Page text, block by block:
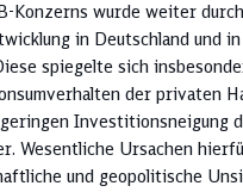
Konzerns wurde weiter
in Deutschland und
spiegelte sich
der privaten
Investitionsneigung
Wesentliche Ursachen
und geopolitische